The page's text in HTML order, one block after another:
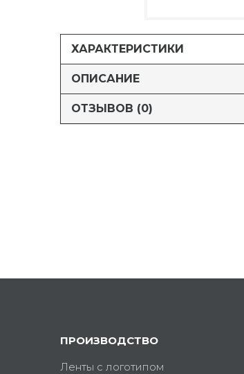
ХАРАКТЕРИСТИКИ
ОПИСАНИЕ
ОТЗЫВОВ (0)
ПРОИЗВОДСТВО
Ленты с логотипом